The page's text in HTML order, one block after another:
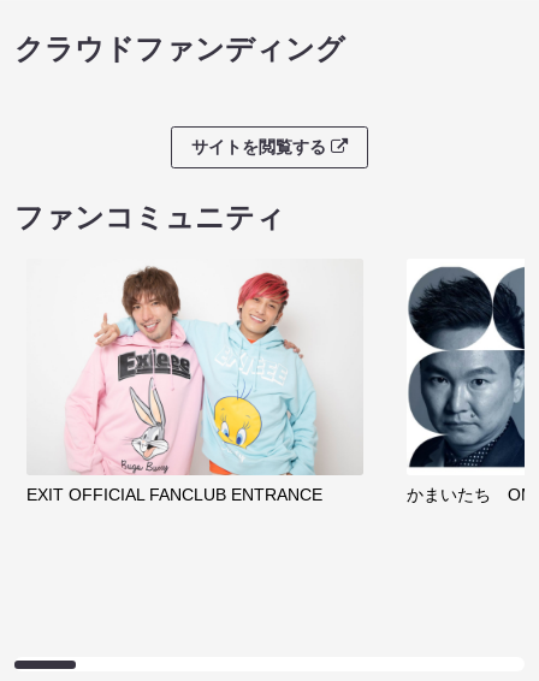
クラウドファンディング
サイトを閲覧する
ファンコミュニティ
EXIT OFFICIAL FANCLUB ENTRANCE かまいたち